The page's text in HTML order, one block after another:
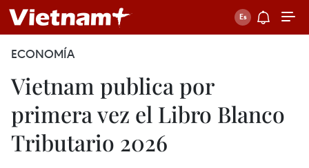
ECONOMÍA
Vietnam publica por
primera vez el Libro Blanco
Tributario 2026